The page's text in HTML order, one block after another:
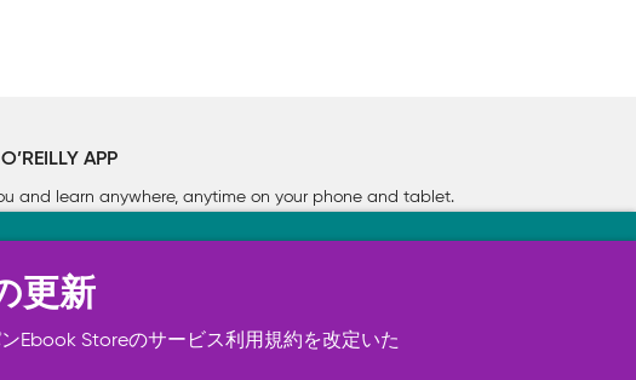
APP
and learn anywhere, anytime on your phone and tablet.
ます（必須）。 このほか、サイト使用状
、その他の Cookie を使用することがありま
更新
Ebook Storeのサービス利用規約を改定いた